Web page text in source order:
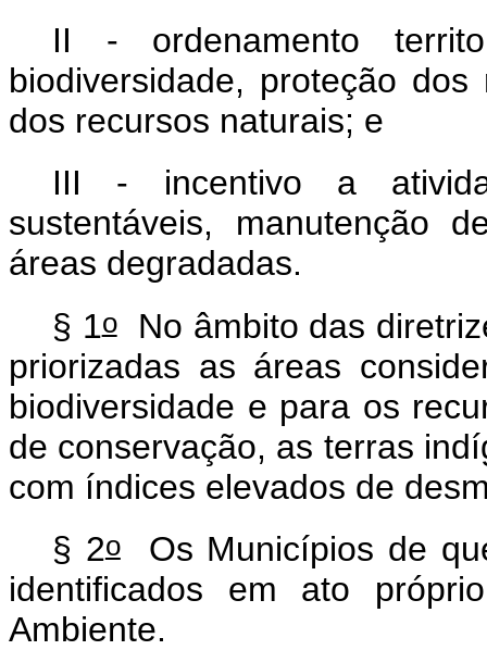
II - ordenamento
biodiversidade, proteção
dos recursos naturais; e
III - incentivo a
sustentáveis, manutenção
áreas degradadas.
§ 1oNo âmbito das
priorizadas as áreas
biodiversidade e para os
de conservação, as terras
com índices elevados de
§ 2oOs Municípios de
identificados em ato
Ambiente.